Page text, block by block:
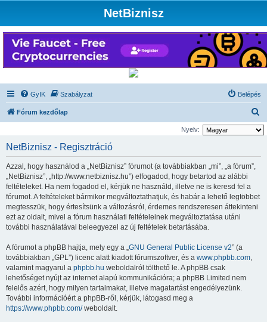
NetBiznisz
GyIK Szabályzat Belépés
Fórum kezdőlap
e
Nyelv:
NetBiznisz - Regisztráció
Azzal, hogy használod a „NetBiznisz” fórumot (a továbbiakban „mi”, „a fórum”,
„NetBiznisz”, „http://www.netbiznisz.hu”) elfogadod, hogy betartod az alábbi
feltételeket. Ha nem fogadod el, kérjük ne használd, illetve ne is keresd fel a
fórumot. A feltételeket bármikor megváltoztathatjuk, és habár a lehető legtöbbet
megtesszük, hogy értesítsünk a változásról, érdemes rendszeresen áttekinteni
ezt az oldalt, mivel a fórum használati feltételeinek megváltoztatása utáni
további használatával beleegyezel az új feltételek betartásába.
A fórumot a phpBB hajtja, mely egy a „GNU General Public License v2” (a
továbbiakban „GPL”) licenc alatt kiadott fórumszoftver, és a www.phpbb.com,
valamint magyarul a phpbb.hu weboldalról tölthető le. A phpBB csak
lehetőséget nyújt az internet alapú kommunikációra; a phpBB Limited nem
felelős azért, hogy milyen tartalmakat, illetve magatartást engedélyezünk.
További információért a phpBB-ről, kérjük, látogasd meg a
https://www.phpbb.com/weboldalt.